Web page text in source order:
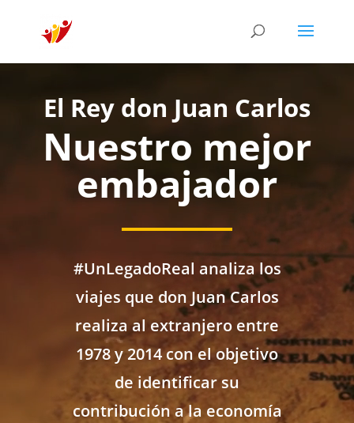
El Rey don Juan Carlos
Nuestro mejor
embajador
#UnLegadoReal analiza los
viajes que don Juan Carlos
realiza al extranjero entre
1978 y 2014 con el objetivo
de identificar su
contribución a la economía